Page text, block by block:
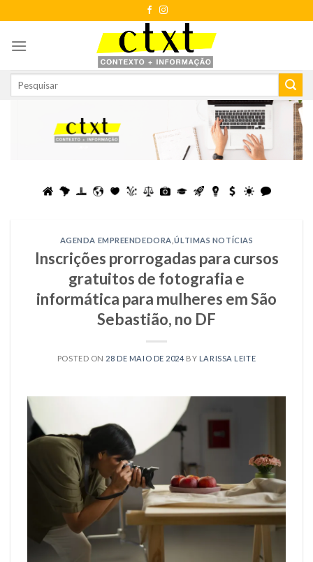
to
content
AGENDA EMPREENDEDORA ,ÚLTIMAS NOTÍCIAS
Inscrições prorrogadas para cursos
gratuitos de fotografia e
informática para mulheres em São
Sebastião, no DF
POSTED ON 28 DE MAIO DE 2024 BY LARISSA LEITE